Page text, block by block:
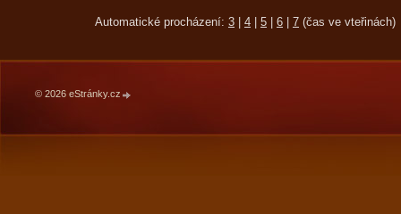
Automatické procházení: 3 4 5 6 7 (čas ve vteřinách)
© 2026 eStránky.cz